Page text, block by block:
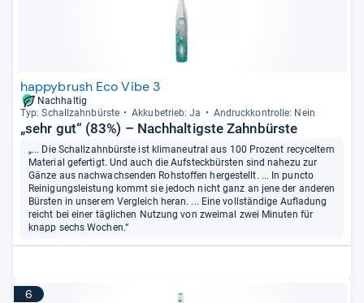
happybrush Eco Vibe 3
Nachhaltig
Typ: Schall­zahn­bürste
Akku­be­trieb: Ja Andruck­kon­trolle: Nein
„sehr gut“ (83%) – Nachhaltigste Zahnbürste
„... Die Schallzahnbürste ist klimaneutral aus 100 Prozent recyceltem
Material gefertigt. Und auch die Aufsteckbürsten sind nahezu zur
Gänze aus nachwachsenden Rohstoffen hergestellt. ... In puncto
Reinigungsleistung kommt sie jedoch nicht ganz an jene der anderen
Bürsten in unserem Vergleich heran. ... Eine vollständige Aufladung
reicht bei einer täglichen Nutzung von zweimal zwei Minuten für
knapp sechs Wochen.“
6